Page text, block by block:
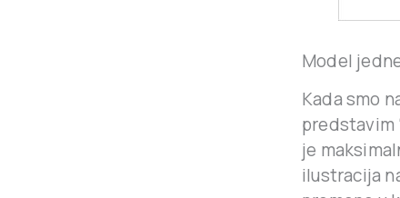
Model
Kada smo
predstavim
je
ilustracija